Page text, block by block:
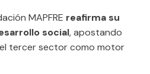
MAPFRE reafirma su
social, apostando
tercer sector como motor